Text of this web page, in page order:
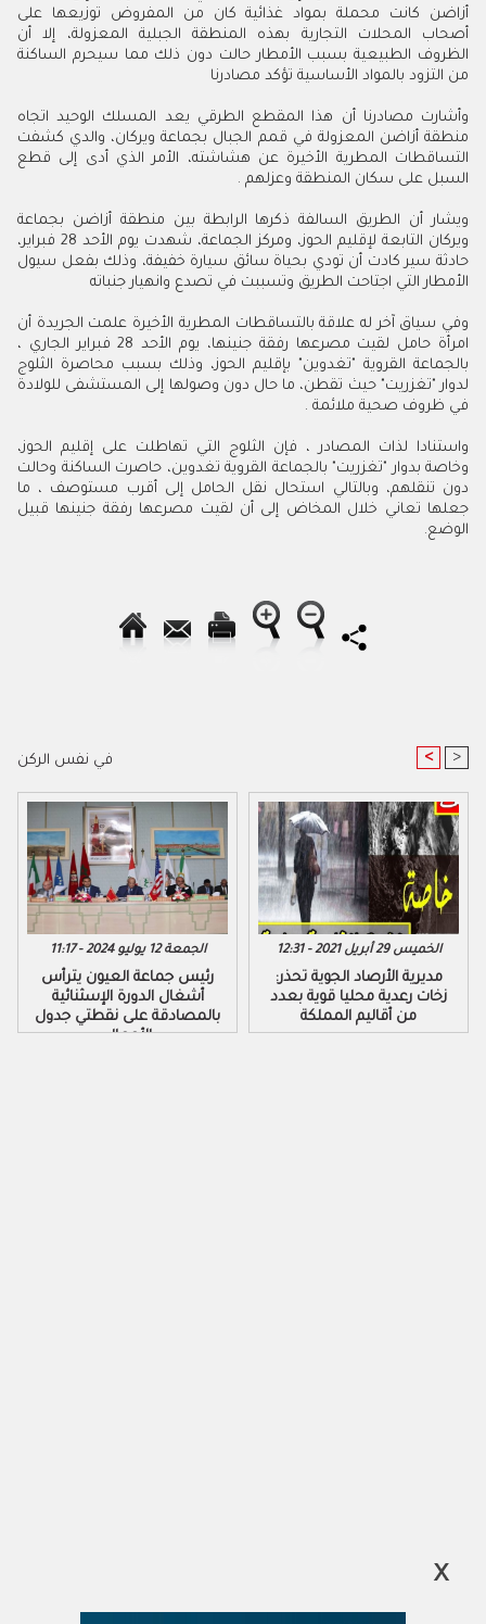
أزاضن كانت محملة بمواد غذائية كان من المفروض توزيعها على
أصحاب المحلات التجارية بهذه المنطقة الجبلية المعزولة، إلا أن
الظروف الطبيعية بسبب الأمطار حالت دون ذلك مما سيحرم الساكنة
من التزود بالمواد الأساسية تؤكد مصادرنا
وأشارت مصادرنا أن هذا المقطع الطرقي يعد المسلك الوحيد اتجاه
منطقة أزاضن المعزولة في قمم الجبال بجماعة ويركان، والدي كشفت
التساقطات المطرية الأخيرة عن هشاشته، الأمر الذي أدى إلى قطع
السبل على سكان المنطقة وعزلهم .
ويشار أن الطريق السالفة ذكرها الرابطة بين منطقة أزاضن بجماعة
ويركان التابعة لإقليم الحوز، ومركز الجماعة، شهدت يوم الأحد 28 فبراير،
حادثة سير كادت أن تودي بحياة سائق سيارة خفيفة، وذلك بفعل سيول
الأمطار التي اجتاحت الطريق وتسببت في تصدع وانهيار جنباته
وفي سياق آخر له علاقة بالتساقطات المطرية الأخيرة علمت الجريدة أن
امرأة حامل لقيت مصرعها رفقة جنينها، يوم الأحد 28 فبراير الجاري ،
بالجماعة القروية "تغدوين" بإقليم الحوز، وذلك بسبب محاصرة الثلوج
لدوار "تغزريت" حيث تقطن، ما حال دون وصولها إلى المستشفى للولادة
في ظروف صحية ملائمة .
واستنادا لذات المصادر ، فإن الثلوج التي تهاطلت على إقليم الحوز،
وخاصة بدوار "تغزريت" بالجماعة القروية تغدوين، حاصرت الساكنة وحالت
دون تنقلهم، وبالتالي استحال نقل الحامل إلى أقرب مستوصف ، ما
جعلها تعاني خلال المخاض إلى أن لقيت مصرعها رفقة جنينها قبيل
الوضع.
في نفس الركن < >
الجمعة 12 يوليو 2024 - 11:17
رئيس جماعة العيون يترأس
أشغال الدورة الإسثنائية
بالمصادقة على نقطتي جدول
الأعمال
الخميس 29 أبريل 2021 - 12:31
مديرية الأرصاد الجوية تحذر:
زخات رعدية محليا قوية بعدد
من أقاليم المملكة